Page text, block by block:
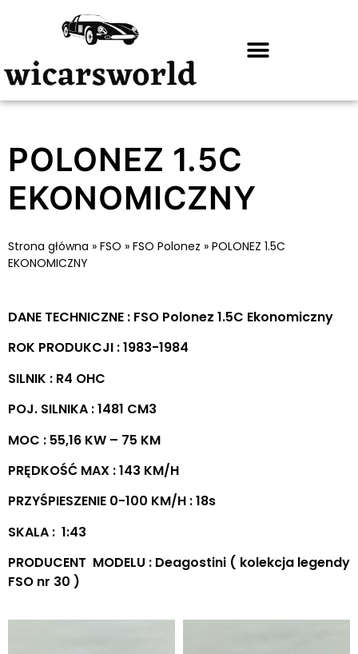
POLONEZ 1.5C
EKONOMICZNY
Strona główna » FSO » FSO Polonez » POLONEZ 1.5C
EKONOMICZNY
DANE TECHNICZNE : FSO Polonez 1.5C Ekonomiczny
ROK PRODUKCJI : 1983-1984
SILNIK : R4 OHC
POJ. SILNIKA : 1481 CM3
MOC : 55,16 KW – 75 KM
PRĘDKOŚĆ MAX : 143 KM/H
PRZYŚPIESZENIE 0-100 KM/H : 18s
SKALA : 1:43
PRODUCENT MODELU : Deagostini ( kolekcja legendy
FSO nr 30 )